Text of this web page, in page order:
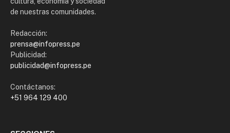
de nuestras comunidades.
Redacción:
prensa@infopress.pe
Publicidad:
publicidad@infopress.pe
Contáctanos:
+51 964 129 400